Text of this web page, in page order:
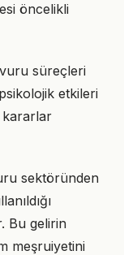
öncelikli
süreçleri
etkileri
kararlar
sektöründen
Bu gelirin
meşruiyetini